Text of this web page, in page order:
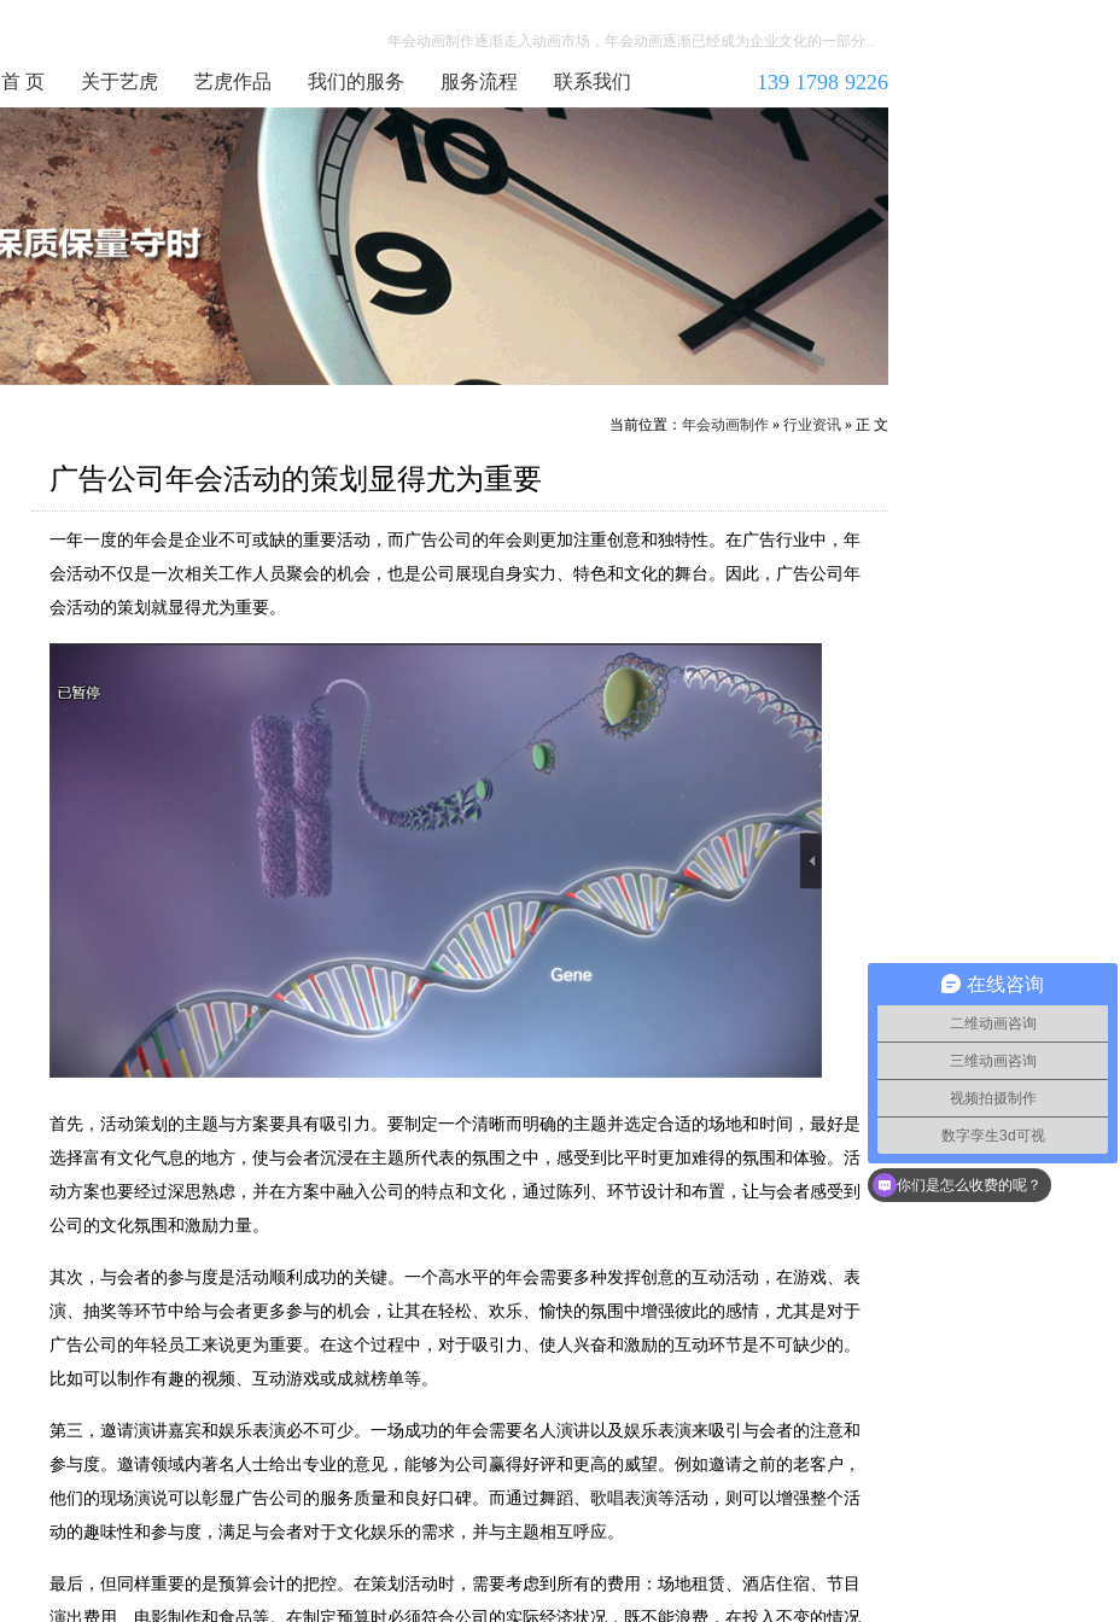
年会动画制作逐渐走入动画市场，年会动画逐渐已经成为企业文化的一部分...
首 页 关于艺虎 艺虎作品 我们的服务 服务流程 联系我们 139 1798 9226
当前位置： 年会动画制作 » 行业资讯 » 正 文
广告公司年会活动的策划显得尤为重要
一年一度的年会是企业不可或缺的重要活动，而广告公司的年会则更加注重创意和独特性。在广告行业中，年
会活动不仅是一次相关工作人员聚会的机会，也是公司展现自身实力、特色和文化的舞台。因此，广告公司年
会活动的策划就显得尤为重要。
首先，活动策划的主题与方案要具有吸引力。要制定一个清晰而明确的主题并选定合适的场地和时间，最好是
选择富有文化气息的地方，使与会者沉浸在主题所代表的氛围之中，感受到比平时更加难得的氛围和体验。活
动方案也要经过深思熟虑，并在方案中融入公司的特点和文化，通过陈列、环节设计和布置，让与会者感受到
公司的文化氛围和激励力量。
其次，与会者的参与度是活动顺利成功的关键。一个高水平的年会需要多种发挥创意的互动活动，在游戏、表
演、抽奖等环节中给与会者更多参与的机会，让其在轻松、欢乐、愉快的氛围中增强彼此的感情，尤其是对于
广告公司的年轻员工来说更为重要。在这个过程中，对于吸引力、使人兴奋和激励的互动环节是不可缺少的。
比如可以制作有趣的视频、互动游戏或成就榜单等。
第三，邀请演讲嘉宾和娱乐表演必不可少。一场成功的年会需要名人演讲以及娱乐表演来吸引与会者的注意和
参与度。邀请领域内著名人士给出专业的意见，能够为公司赢得好评和更高的威望。例如邀请之前的老客户，
他们的现场演说可以彰显广告公司的服务质量和良好口碑。而通过舞蹈、歌唱表演等活动，则可以增强整个活
动的趣味性和参与度，满足与会者对于文化娱乐的需求，并与主题相互呼应。
最后，但同样重要的是预算会计的把控。在策划活动时，需要考虑到所有的费用：场地租赁、酒店住宿、节目
演出费用、电影制作和食品等。在制定预算时必须符合公司的实际经济状况，既不能浪费，在投入不变的情况
在线咨询
二维动画咨询
三维动画咨询
视频拍摄制作
数字孪生3d可视
你们是怎么收费的呢？